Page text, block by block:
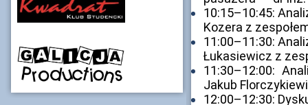
10:15–10:45:
Kozera z
11:00–11:30:
Łukasiewicz z
11:30–12:00:
Jakub
12:00–12:30: